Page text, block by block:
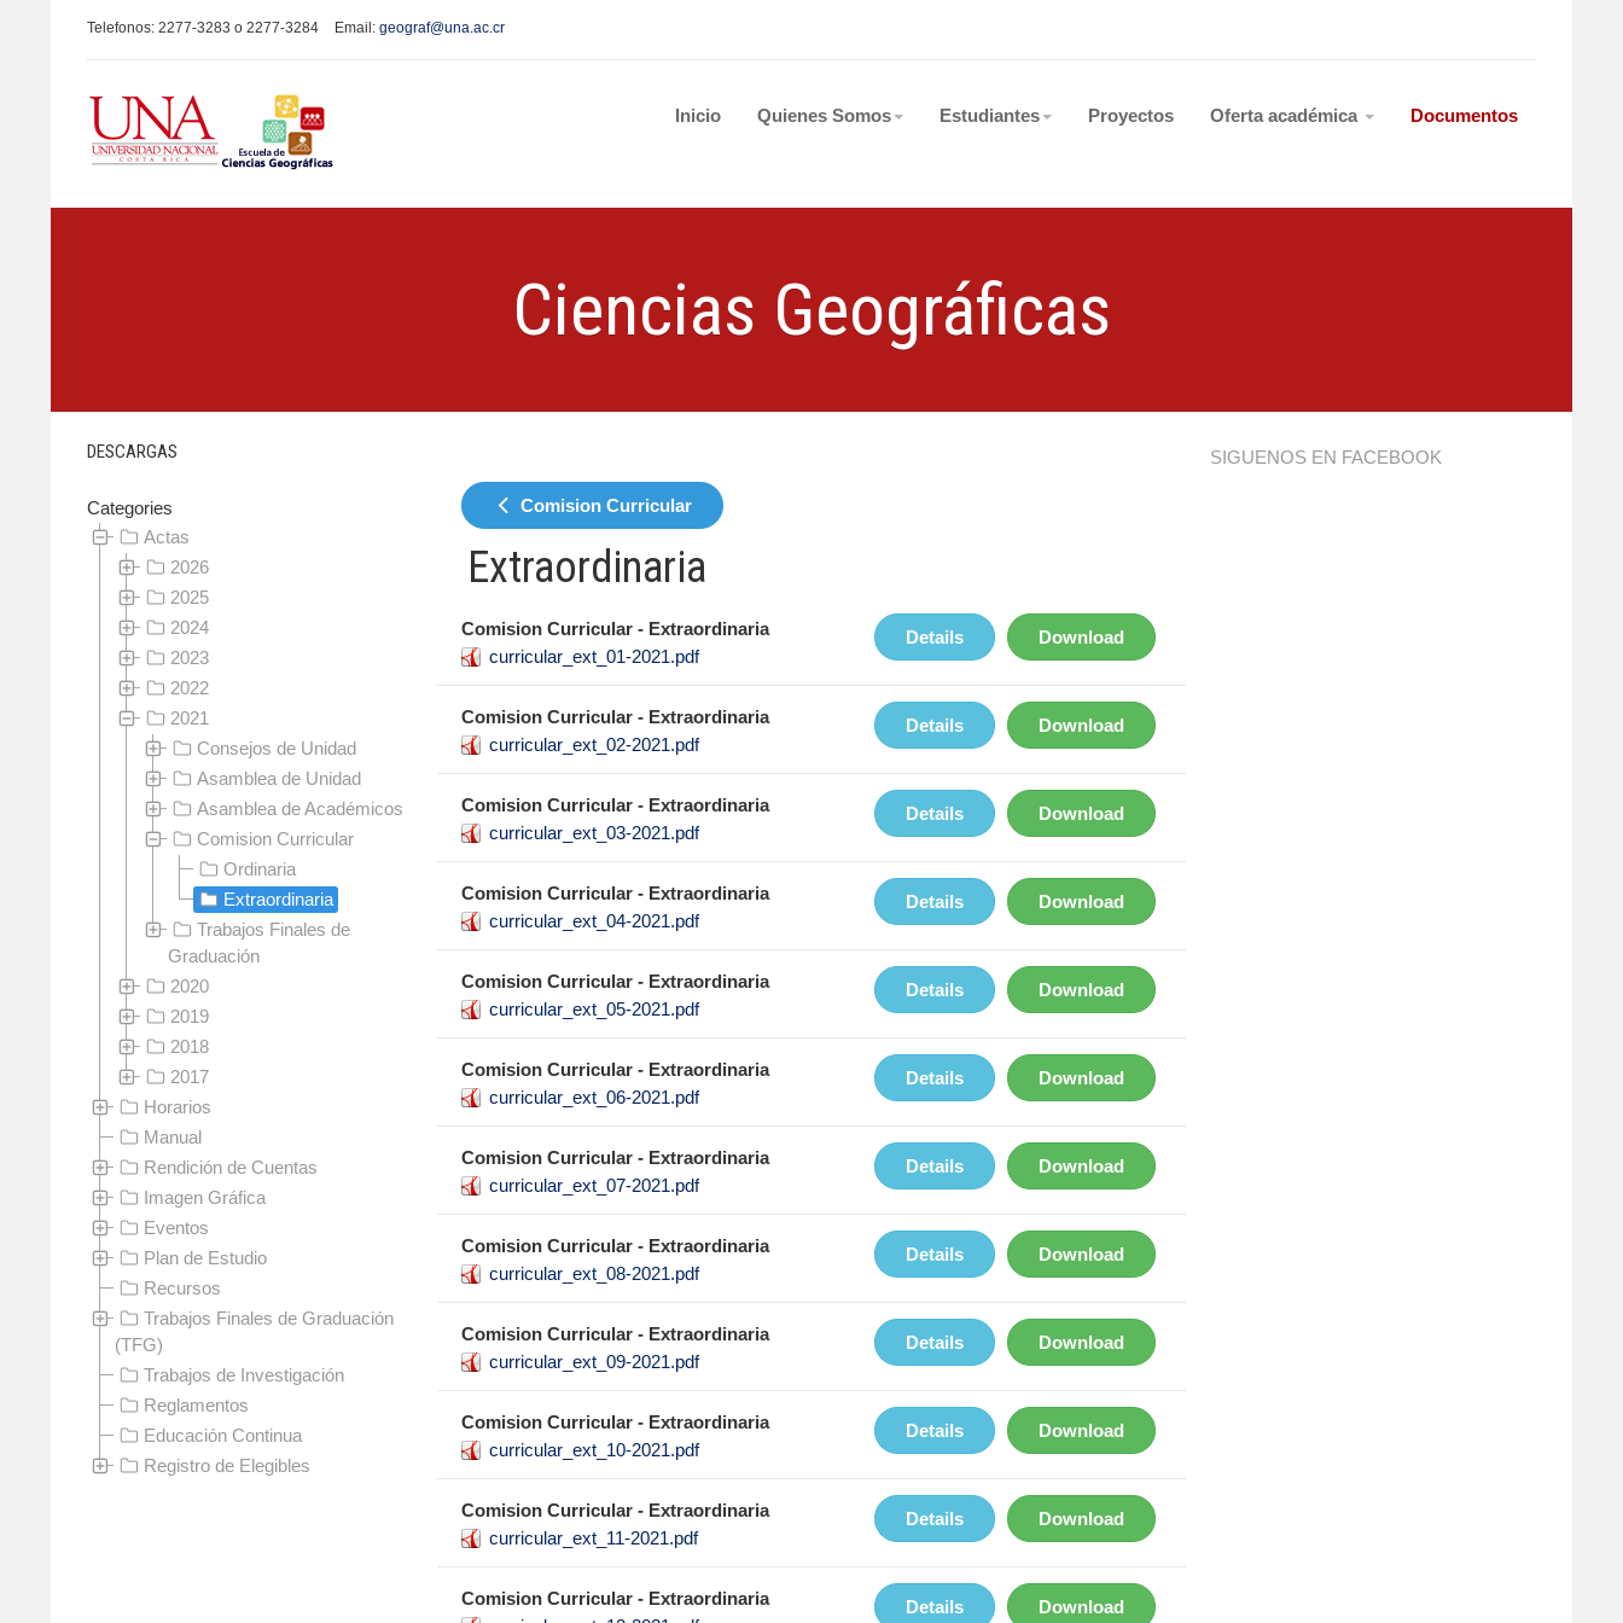
Telefonos: 2277-3283 o 2277-3284 Email: geograf@una.ac.cr
Inicio Quienes Somos Estudiantes Proyectos Oferta académica Documentos
Ciencias Geográficas
Comision Curricular
Extraordinaria
Comision Curricular - Extraordinaria
curricular_ext_01-2021.pdf
Download
Details
Comision Curricular - Extraordinaria
curricular_ext_02-2021.pdf
Download
Details
Comision Curricular - Extraordinaria
curricular_ext_03-2021.pdf
Download
Details
Comision Curricular - Extraordinaria
curricular_ext_04-2021.pdf
Download
Details
Comision Curricular - Extraordinaria
curricular_ext_05-2021.pdf
Download
Details
Comision Curricular - Extraordinaria
curricular_ext_06-2021.pdf
Download
Details
Comision Curricular - Extraordinaria
curricular_ext_07-2021.pdf
Download
Details
Comision Curricular - Extraordinaria
curricular_ext_08-2021.pdf
Download
Details
Comision Curricular - Extraordinaria
curricular_ext_09-2021.pdf
Download
Details
Comision Curricular - Extraordinaria
curricular_ext_10-2021.pdf
Download
Details
Comision Curricular - Extraordinaria
curricular_ext_11-2021.pdf
Download
Details
Comision Curricular - Extraordinaria
Download
Details
DESCARGAS
Categories
Actas
2026
2025
2024
2023
2022
2021
Consejos de Unidad
Asamblea de Unidad
Asamblea de Académicos
Comision Curricular
Ordinaria
Extraordinaria
Trabajos Finales de
Graduación
2020
2019
2018
2017
Horarios
Manual
Rendición de Cuentas
Imagen Gráfica
Eventos
Plan de Estudio
Recursos
Trabajos Finales de Graduación
(TFG)
Trabajos de Investigación
Reglamentos
Educación Continua
Registro de Elegibles
SIGUENOS EN FACEBOOK